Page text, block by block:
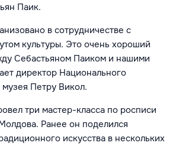
Паик.
в сотрудничестве с
культуры. Это очень хороший
Себастьяном Паиком и нашими
директор Национального
Петру Викол.
три мастер-класса по росписи
Ранее он поделился
искусства в нескольких